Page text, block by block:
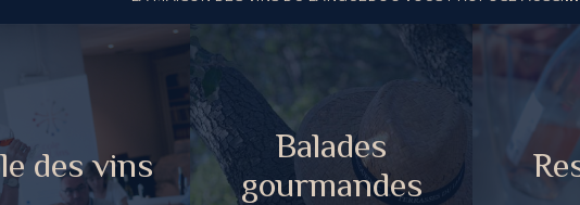
des vins
Balades
gourmandes